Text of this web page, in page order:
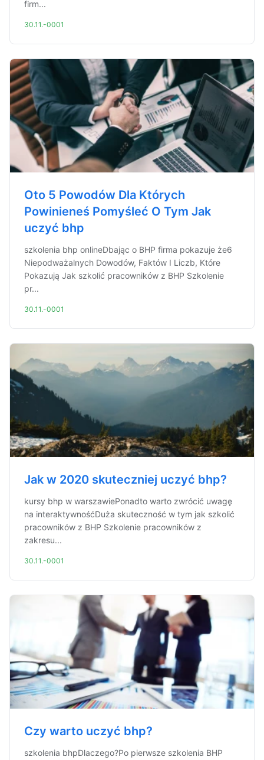
firm...
30.11.-0001
Oto 5 Powodów Dla Których
Powinieneś Pomyśleć O Tym Jak
uczyć bhp
szkolenia bhp onlineDbając o BHP firma pokazuje że6
Niepodważalnych Dowodów, Faktów I Liczb, Które
Pokazują Jak szkolić pracowników z BHP Szkolenie
pr...
30.11.-0001
Jak w 2020 skuteczniej uczyć bhp?
kursy bhp w warszawiePonadto warto zwrócić uwagę
na interaktywnośćDuża skuteczność w tym jak szkolić
pracowników z BHP Szkolenie pracowników z
zakresu...
30.11.-0001
Czy warto uczyć bhp?
szkolenia bhpDlaczego?Po pierwsze szkolenia BHP